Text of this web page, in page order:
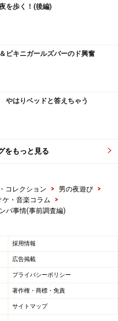
を歩く！(後編)
ビキニガールズバーのド興奮
はりベッドと答えちゃう
をもっと見る
コレクション > 男の夜遊び
>
ケ・音楽コラム
>
パ事情(事前調査編)
採用情報
広告掲載
プライバシーポリシー
著作権・商標・免責
サイトマップ